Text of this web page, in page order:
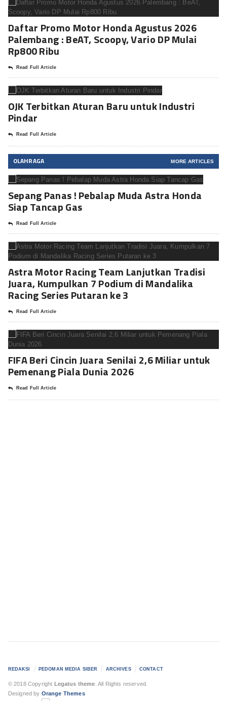
Daftar Promo Motor Honda Agustus 2026
Palembang : BeAT, Scoopy, Vario DP Mulai
Rp800 Ribu
Read Full Article
OJK Terbitkan Aturan Baru untuk Industri
Pindar
Read Full Article
OLAHRAGA MORE ARTICLES
Sepang Panas ! Pebalap Muda Astra Honda
Siap Tancap Gas
Read Full Article
Astra Motor Racing Team Lanjutkan Tradisi
Juara, Kumpulkan 7 Podium di Mandalika
Racing Series Putaran ke 3
Read Full Article
FIFA Beri Cincin Juara Senilai 2,6 Miliar untuk
Pemenang Piala Dunia 2026
Read Full Article
REDAKSI PEDOMAN MEDIA SIBER ARCHIVES CONTACT
© 2018 Copyright Legatus theme . All Rights reserved.
Designed by Orange Themes